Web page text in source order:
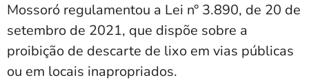
Mossoró regulamentou a Lei n° 3.890, de 20 de
setembro de 2021, que dispõe sobre a
proibição de descarte de lixo em vias públicas
ou em locais inapropriados.